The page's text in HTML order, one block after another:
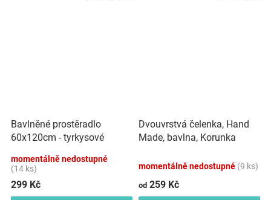
Bavlněné prostěradlo
60x120cm - tyrkysové
momentálně nedostupné
(14 ks)
299 Kč
Dvouvrstvá čelenka, Hand
Made, bavlna, Korunka
momentálně nedostupné (9 ks)
od 259 Kč